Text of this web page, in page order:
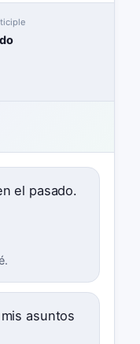
el pasado.
asuntos